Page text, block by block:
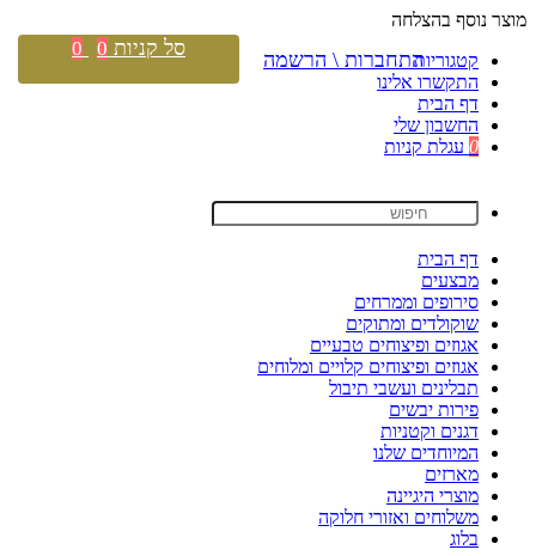
מוצר נוסף בהצלחה
קטגוריות
התקשרו אלינו
דף הבית
החשבון שלי
0 עגלת קניות
דף הבית
מבצעים
סירופים וממרחים
שוקולדים ומתוקים
אגוזים ופיצוחים טבעיים
אגוזים ופיצוחים קלויים ומלוחים
תבלינים ועשבי תיבול
פירות יבשים
דגנים וקטניות
המיוחדים שלנו
מארזים
מוצרי היגיינה
משלוחים ואזורי חלוקה
בלוג
התחברות \ הרשמה סל קניות 0
0